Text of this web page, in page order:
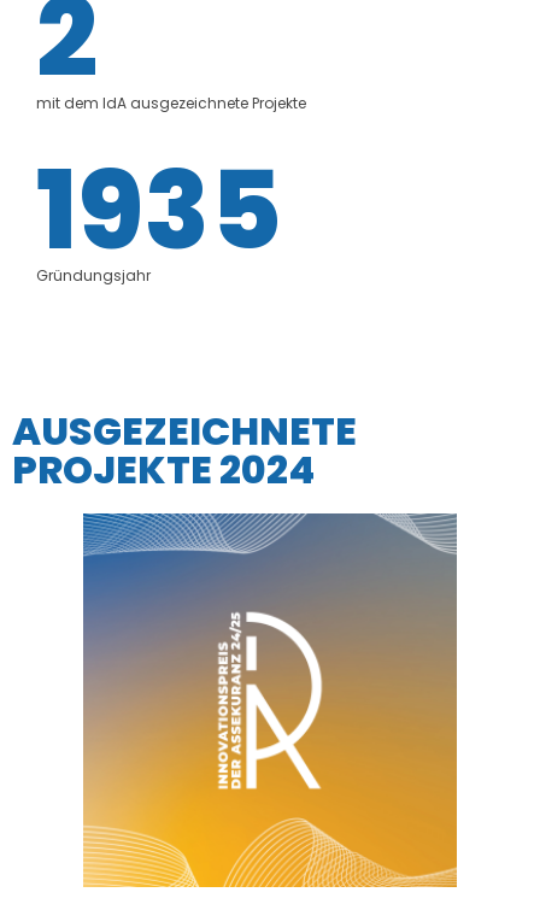
2
mit dem IdA ausgezeichnete Projekte
1935
Gründungsjahr
AUSGEZEICHNETE
PROJEKTE 2024